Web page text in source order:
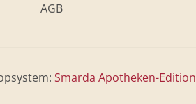
AGB
Smarda Apotheken-Edition